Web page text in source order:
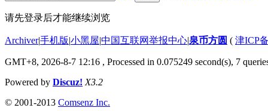
请先登录后才能继续浏览
Archiver|手机版|小黑屋|中国互联网举报中心|泉币方圆 ( 津ICP
GMT+8, 2026-8-7 12:16 , Processed in 0.075249 second(s), 7
Powered by Discuz! X3.2
© 2001-2013 Comsenz Inc.